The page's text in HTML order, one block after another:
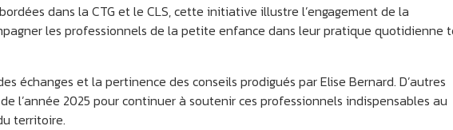
dans la CTG et le CLS, cette initiative illustre l’engagement de la
les professionnels de la petite enfance dans leur pratique quotidienne
échanges et la pertinence des conseils prodigués par Elise Bernard. D’autres
l’année 2025 pour continuer à soutenir ces professionnels indispensables au
territoire.